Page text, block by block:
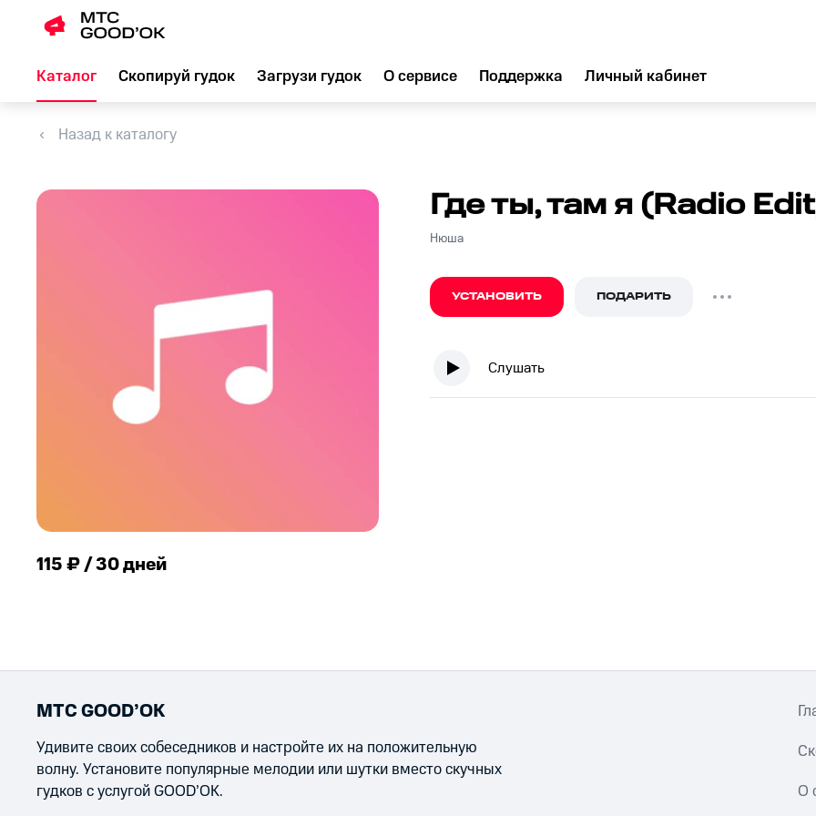
Каталог Скопируй гудок Загрузи гудок О сервисе Поддержка Личный кабинет
Назад к каталогу
115 ₽ / 30 дней
Где ты, там я (Radio
Нюша
УСТАНОВИТЬ ПОДАРИТЬ
Слушать
МТС GOOD’OK
Удивите своих собеседников и настройте их на положительную
волну. Установите популярные мелодии или шутки вместо скучных
гудков с услугой GOOD’OK.
О